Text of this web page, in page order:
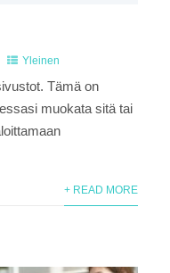
Yleinen
Tämä on
muokata sitä tai
+ READ MORE